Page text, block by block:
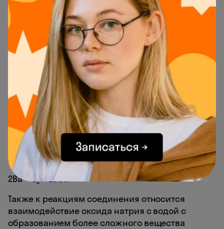
продуктов реакции
По этому признаку выделяют 4 типа реакций:
реакции соединения, реакции разложения,
реакции замещения и реакции обмена.
Реакции соединения — это реакции, в
результате которых из нескольких более
простых веществ образуется одно более
сложное.
Например, простые вещества барий и кислород
взаимодействуют с образованием сложного
вещества оксида бария:
2Ba + O2= 2BaO.
Также к реакциям соединения относится
взаимодействие оксида натрия с водой с
образованием более сложного вещества